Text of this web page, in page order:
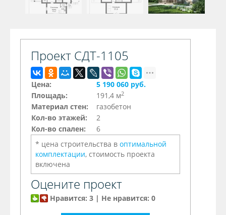
Проект СДТ-1105
Цена:
5 190 060 руб.
Площадь:
191,4 м2
Материал стен:
газобетон
Кол-во этажей:
2
Кол-во спален:
6
* цена строительства в оптимальной
комплектации, стоимость проекта
включена
Оцените проект
Нравится: 3 | Не нравится: 0